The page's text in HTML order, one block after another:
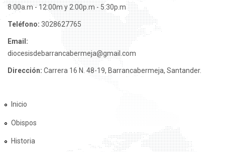
8:00a.m - 12:00m y 2:00p.m - 5:30p.m
Teléfono: 3028627765
Email:
diocesisdebarrancabermeja@gmail.com
Dirección: Carrera 16 N. 48-19, Barrancabermeja, Santander.
Inicio
Obispos
Historia